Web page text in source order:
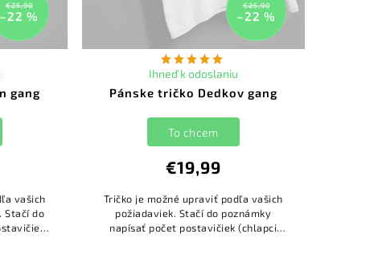
€25,90
–22 %
gang
vašich
Stačí do
€25,90
–22 %
Pánske tričko Dedkov gang
Ihneď k odoslaniu
€19,99
To chcem
Tričko je možné upraviť podľa vašich
požiadaviek. Stačí do poznámky
napísať počet postavičiek (chlapci